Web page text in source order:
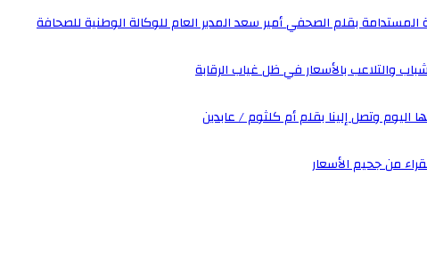
المستدامة بقلم الصحفي أمير سعد المدير العام للوكالة الوطنية للصحافة
والتلاعب بالأسعار في ظل غياب الرقابة
اليوم وتصل إلينا بقلم أم كلثوم / عابدين
من جحيم الأسعار